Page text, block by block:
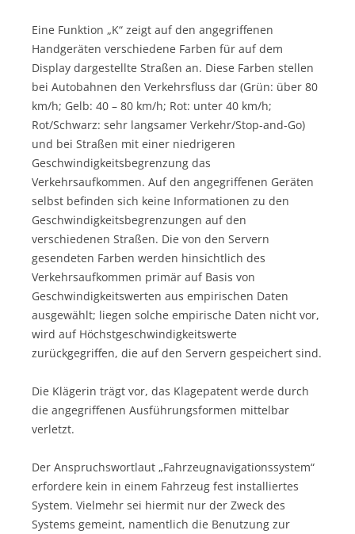
Eine Funktion „K“ zeigt auf den angegriffenen
Handgeräten verschiedene Farben für auf dem
Display dargestellte Straßen an. Diese Farben stellen
bei Autobahnen den Verkehrsfluss dar (Grün: über 80
km/h; Gelb: 40 – 80 km/h; Rot: unter 40 km/h;
Rot/Schwarz: sehr langsamer Verkehr/Stop-and-Go)
und bei Straßen mit einer niedrigeren
Geschwindigkeitsbegrenzung das
Verkehrsaufkommen. Auf den angegriffenen Geräten
selbst befinden sich keine Informationen zu den
Geschwindigkeitsbegrenzungen auf den
verschiedenen Straßen. Die von den Servern
gesendeten Farben werden hinsichtlich des
Verkehrsaufkommen primär auf Basis von
Geschwindigkeitswerten aus empirischen Daten
ausgewählt; liegen solche empirische Daten nicht vor,
wird auf Höchstgeschwindigkeitswerte
zurückgegriffen, die auf den Servern gespeichert sind.
Die Klägerin trägt vor, das Klagepatent werde durch
die angegriffenen Ausführungsformen mittelbar
verletzt.
Der Anspruchswortlaut „Fahrzeugnavigationssystem“
erfordere kein in einem Fahrzeug fest installiertes
System. Vielmehr sei hiermit nur der Zweck des
Systems gemeint, namentlich die Benutzung zur